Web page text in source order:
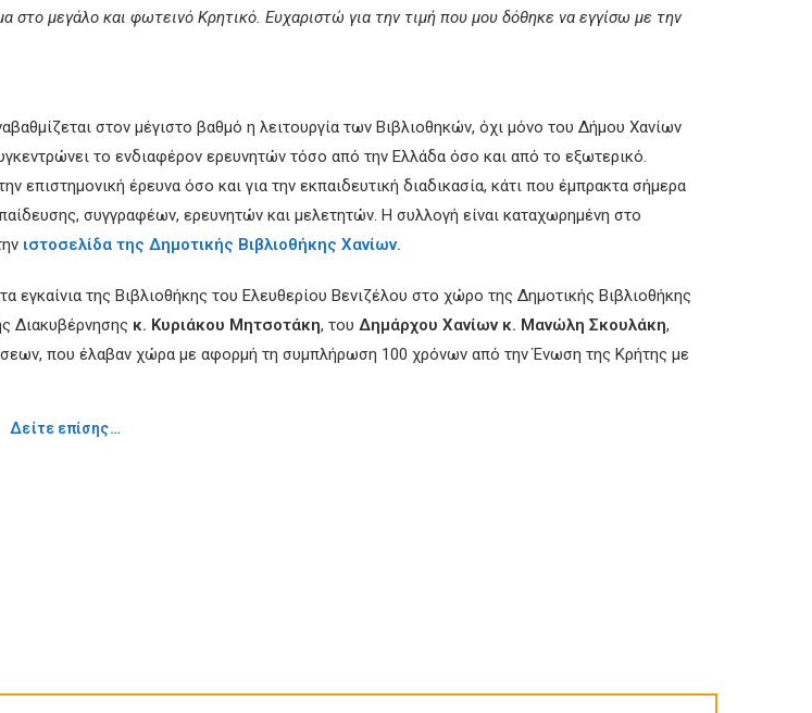
στο μεγάλο και φωτεινό Κρητικό. Ευχαριστώ για την τιμή που μου δόθηκε να εγγίσω με την
στον μέγιστο βαθμό η λειτουργία των Βιβλιοθηκών, όχι μόνο του Δήμου Χανίων
το ενδιαφέρον ερευνητών τόσο από την Ελλάδα όσο και από το εξωτερικό.
επιστημονική έρευνα όσο και για την εκπαιδευτική διαδικασία, κάτι που έμπρακτα σήμερα
συγγραφέων, ερευνητών και μελετητών. Η συλλογή είναι καταχωρημένη στο
ιστοσελίδα της Δημοτικής Βιβλιοθήκης Χανίων.
εγκαίνια της Βιβλιοθήκης του Ελευθερίου Βενιζέλου στο χώρο της Δημοτικής Βιβλιοθήκης
Διακυβέρνησης κ. Κυριάκου Μητσοτάκη, του Δημάρχου Χανίων κ. Μανώλη Σκουλάκη,
που έλαβαν χώρα με αφορμή τη συμπλήρωση 100 χρόνων από την Ένωση της Κρήτης με
Δείτε επίσης…